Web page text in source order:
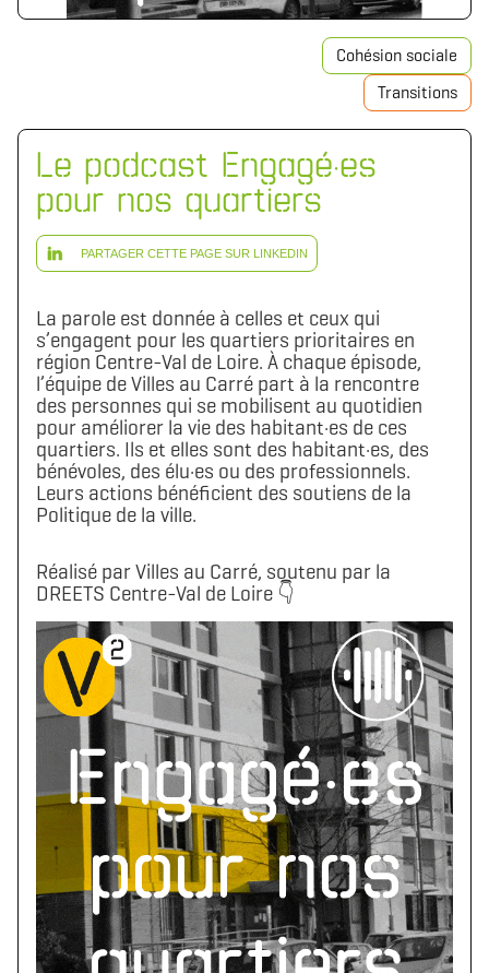
Cohésion sociale
Transitions
Le podcast Engagé·es
pour nos quartiers
PARTAGER CETTE PAGE SUR LINKEDIN
La parole est donnée à celles et ceux qui
s’engagent pour les quartiers prioritaires en
région Centre-Val de Loire. À chaque épisode,
l’équipe de Villes au Carré part à la rencontre
des personnes qui se mobilisent au quotidien
pour améliorer la vie des habitant·es de ces
quartiers. Ils et elles sont des habitant·es, des
bénévoles, des élu·es ou des professionnels.
Leurs actions bénéficient des soutiens de la
Politique de la ville.
Réalisé par Villes au Carré, soutenu par la
DREETS Centre-Val de Loire 👇